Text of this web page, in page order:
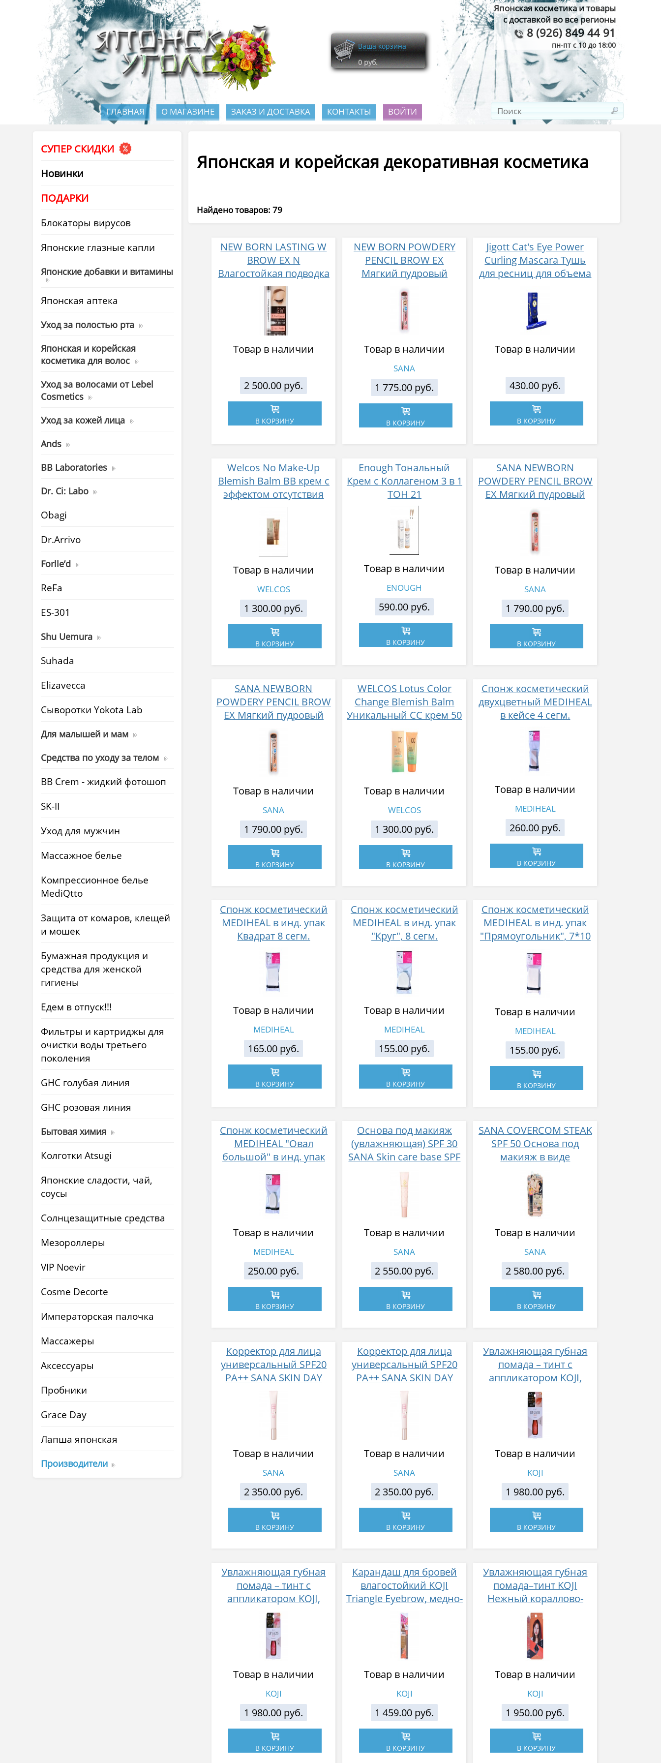
Японская косметика и товары
с доставкой во все регионы
8 (926) 849 44 91
пн-пт с 10 до 18:00
Ваша корзина
0 руб.
ГЛАВНАЯ О МАГАЗИНЕ ЗАКАЗ И ДОСТАВКА КОНТАКТЫ ВОЙТИ
СУПЕР СКИДКИ
Новинки
ПОДАРКИ
Блокаторы вирусов
Японские глазные капли
Японские добавки и витамины
Японская аптека
Уход за полостью рта
Японская и корейская
косметика для волос
Уход за волосами от Lebel
Cosmetics
Уход за кожей лица
Ands
BB Laboratories
Dr. Ci: Labo
Obagi
Dr.Arrivo
Forlle’d
ReFa
ES-301
Shu Uemura
Suhada
Elizavecca
Cыворотки Yokota Lab
Для малышей и мам
Средства по уходу за телом
BB Crem - жидкий фотошоп
SK-II
Уход для мужчин
Массажное белье
Компрессионное белье
MediQtto
Защита от комаров, клещей
и мошек
Бумажная продукция и
средства для женской
гигиены
Едем в отпуск!!!
Фильтры и картриджы для
очистки воды третьего
поколения
GHC голубая линия
GHC розовая линия
Бытовая химия
Колготки Atsugi
Японские сладости, чай,
соусы
Солнцезащитные средства
Мезороллеры
VIP Noevir
Cosme Decorte
Императорская палочка
Массажеры
Аксессуары
Пробники
Grace Day
Лапша японская
Производители
Японская и корейская декоративная косметика
Найдено товаров: 79
NEW BORN LASTING W
BROW EX N
Влагостойкая подводка
для бровей 2 в 1: жидкая
подводка + пудра, тон
02, светло-коричневый
Товар в наличии
2 500.00 руб.
В КОРЗИНУ
NEW BORN POWDERY
PENCIL BROW EX
Мягкий пудровый
карандаш для бровей с
щеточкой, тон 02,
светло-коричневый
Товар в наличии
SANA
1 775.00 руб.
В КОРЗИНУ
Jigott Cat's Eye Power
Curling Mascara Тушь
для ресниц для объема
Товар в наличии
430.00 руб.
В КОРЗИНУ
Welcos No Make-Up
Blemish Balm BB крем с
эффектом отсутствия
макияжа 50 мл
Товар в наличии
WELCOS
1 300.00 руб.
В КОРЗИНУ
Enough Тональный
Крем с Коллагеном 3 в 1
ТОН 21
Товар в наличии
ENOUGH
590.00 руб.
В КОРЗИНУ
SANA NEWBORN
POWDERY PENCIL BROW
EX Мягкий пудровый
карандаш для бровей с
щеточкой (тон 04)
Товар в наличии
SANA
1 790.00 руб.
В КОРЗИНУ
SANA NEWBORN
POWDERY PENCIL BROW
EX Мягкий пудровый
карандаш для бровей с
щеточкой (тон 01)
Товар в наличии
SANA
1 790.00 руб.
В КОРЗИНУ
WELCOS Lotus Color
Change Blemish Balm
Уникальный СС крем 50
мл
Товар в наличии
WELCOS
1 300.00 руб.
В КОРЗИНУ
Спонж косметический
двухцветный MEDIHEAL
в кейсе 4 сегм.
Товар в наличии
MEDIHEAL
260.00 руб.
В КОРЗИНУ
Спонж косметический
MEDIHEAL в инд. упак
Квадрат 8 сегм.
Товар в наличии
MEDIHEAL
165.00 руб.
В КОРЗИНУ
Спонж косметический
MEDIHEAL в инд. упак
"Круг", 8 сегм.
Товар в наличии
MEDIHEAL
155.00 руб.
В КОРЗИНУ
Спонж косметический
MEDIHEAL в инд. упак
"Прямоугольник", 7*10
Товар в наличии
MEDIHEAL
155.00 руб.
В КОРЗИНУ
Спонж косметический
MEDIHEAL "Овал
большой" в инд. упак
Товар в наличии
MEDIHEAL
250.00 руб.
В КОРЗИНУ
Основа под макияж
(увлажняющая) SPF 30
SANA Skin care base SPF
30 25г
Товар в наличии
SANA
2 550.00 руб.
В КОРЗИНУ
SANA COVERCOM STEAK
SPF 50 Основа под
макияж в виде
карандаша-стика SPF 50
(с 3D эффектом) 11г
Товар в наличии
SANA
2 580.00 руб.
В КОРЗИНУ
Корректор для лица
универсальный SPF20
PA++ SANA SKIN DAY
FLAWLESS NUDE
CONCEALER, тон 2, 15г
Товар в наличии
SANA
2 350.00 руб.
В КОРЗИНУ
Корректор для лица
универсальный SPF20
PA++ SANA SKIN DAY
FLAWLESS NUDE
CONCEALER, тон 1, 15г
Товар в наличии
SANA
2 350.00 руб.
В КОРЗИНУ
Увлажняющая губная
помада – тинт с
аппликатором KOJI,
Красно-оранжевый
Товар в наличии
KOJI
1 980.00 руб.
В КОРЗИНУ
Увлажняющая губная
помада – тинт с
аппликатором KOJI,
Розовый
Товар в наличии
KOJI
1 980.00 руб.
В КОРЗИНУ
Карандаш для бровей
влагостойкий KOJI
Triangle Eyebrow, медно-
коричневый, тон 3
Товар в наличии
KOJI
1 459.00 руб.
В КОРЗИНУ
Увлажняющая губная
помада–тинт KOJI
Нежный кораллово-
розовый
Товар в наличии
KOJI
1 950.00 руб.
В КОРЗИНУ